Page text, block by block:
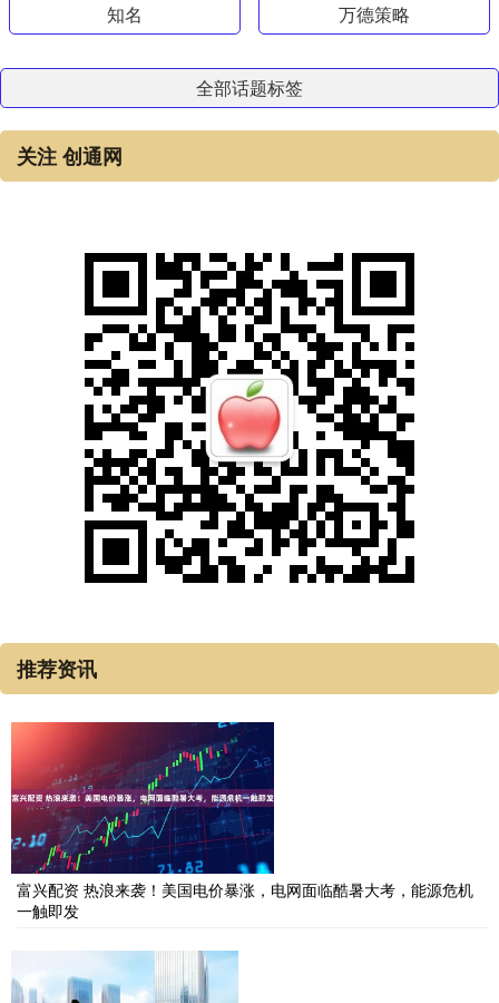
知名 万德策略
全部话题标签
关注 创通网
推荐资讯
富兴配资 热浪来袭！美国电价暴涨，电网面临酷暑大考，能源危机
一触即发